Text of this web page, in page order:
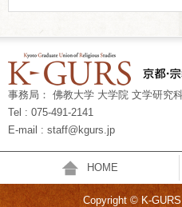
事務局： 佛教大学 大学院 文学研究
Tel : 075-491-2141
E-mail : staff@kgurs.jp
HOME
Copyright © K-